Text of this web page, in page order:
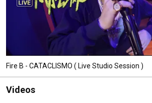
Fire B - CATACLISMO ( Live Studio Session )
Videos